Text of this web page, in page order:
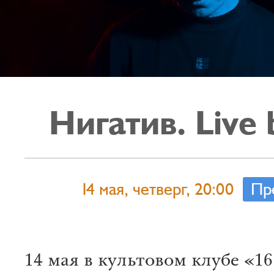
Нигатив. Live
14 мая, четверг, 20:00
14 мая в культовом клубе